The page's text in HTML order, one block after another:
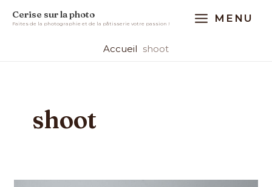
Cerise sur la photo
Faites de la photographie et de la pâtisserie votre passion !
MAIN
MENU
Accueil shoot
shoot